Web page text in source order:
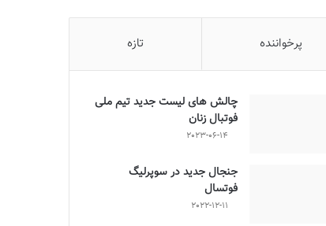
پرخواننده تازه
چالش هاى ليست جدید تيم ملى
فوتبال زنان
2023-06-14
جنجال جدید در سوپرلیگ
فوتسال
2022-12-11